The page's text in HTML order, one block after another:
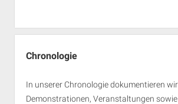
Chronologie
In unserer Chronologie dokumentieren
Demonstrationen, Veranstaltungen